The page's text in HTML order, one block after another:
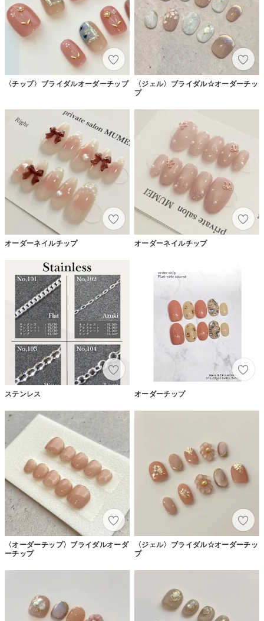
〈チップ〉ブライダルオーダーチップ
〈ジェル〉ブライダル☆オーダーチッ
プ
オーダーネイルチップ オーダーネイルチップ
ステンレス オーダーチップ
〈オーダーチップ〉ブライダルオーダ
ーチップ
〈ジェル〉ブライダル☆オーダーチッ
プ